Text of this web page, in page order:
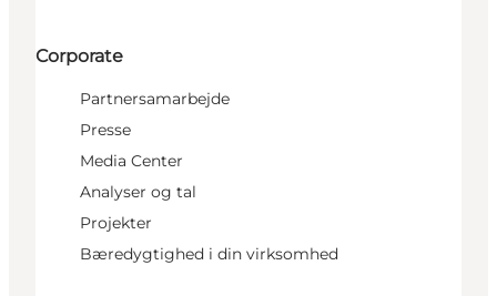
Corporate
Partnersamarbejde
Presse
Media Center
Analyser og tal
Projekter
Bæredygtighed i din virksomhed